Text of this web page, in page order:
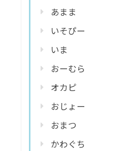
あまま
いそぴー
いま
おーむら
オカピ
おじょー
おまつ
かわぐち